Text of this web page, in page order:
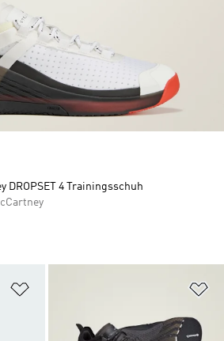
Zur Wunschliste hinzufügen
DROPSET 4 Trainingsschuh